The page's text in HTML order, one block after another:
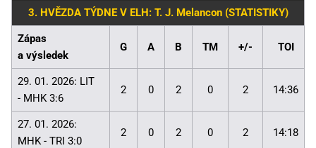
3. HVĚZDA TÝDNE V ELH: T. J. Melancon(STATISTIKY)
Zápas
a výsledek
G A B TM +/- TOI
29. 01. 2026: LIT
- MHK 3:6
2 0 2 0 2 14:36
27. 01. 2026:
MHK - TRI 3:0
2 0 2 0 2 14:18